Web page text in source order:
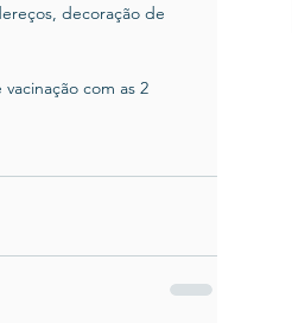
decoração de
com as 2